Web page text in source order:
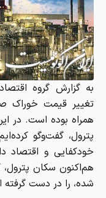
به گزارش گروه
تغییر قیمت خوراک
همراه بوده است. در
پترول، گفت‌وگو
خودکفایی و اقتصاد
هم‌اکنون سکان
شده، را در دست